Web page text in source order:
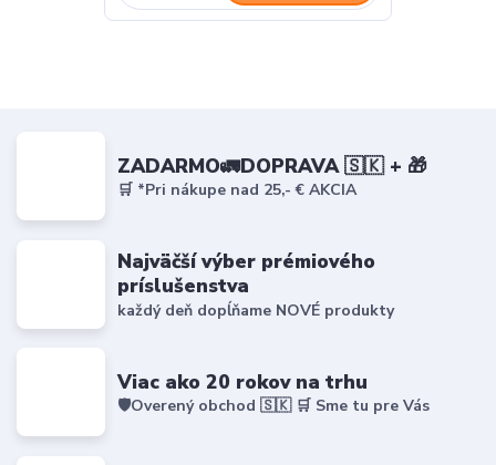
ZADARMO🚛DOPRAVA 🇸🇰 + 🎁
🛒 *Pri nákupe nad 25,- € AKCIA
Najväčší výber prémiového
príslušenstva
každý deň dopĺňame NOVÉ produkty
Viac ako 20 rokov na trhu
🛡️Overený obchod 🇸🇰 🛒 Sme tu pre Vás